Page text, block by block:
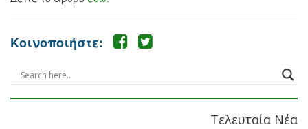
Κοινοποιήστε:
Τελευταία Νέα